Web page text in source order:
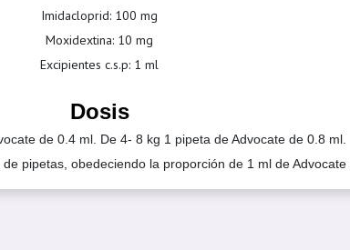
Imidacloprid: 100 mg
Moxidextina: 10 mg
Excipientes c.s.p: 1 ml
Dosis
de 0.4 ml. De 4- 8 kg 1 pipeta de Advocate de 0.8 ml.
pipetas, obedeciendo la proporción de 1 ml de